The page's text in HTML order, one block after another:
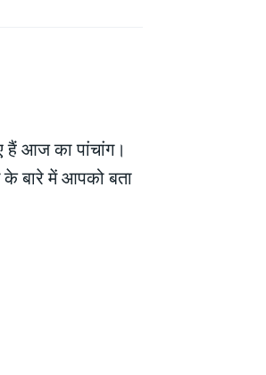
हैं आज का पांचांग।
के बारे में आपको बता